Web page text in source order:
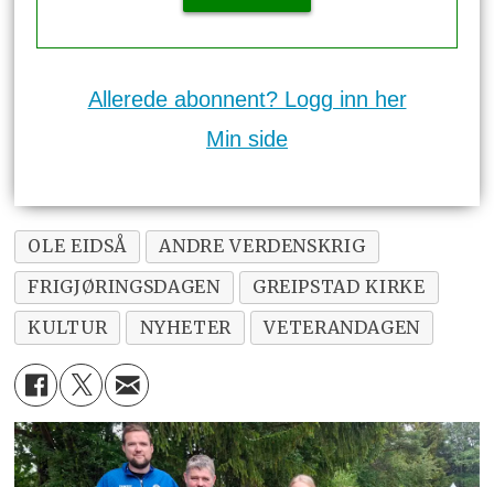
Allerede abonnent? Logg inn her
Min side
OLE EIDSÅ
ANDRE VERDENSKRIG
FRIGJØRINGSDAGEN
GREIPSTAD KIRKE
KULTUR
NYHETER VETERANDAGEN